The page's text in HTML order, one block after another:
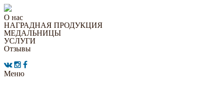
О нас
НАГРАДНАЯ ПРОДУКЦИЯ
МЕДАЛЬНИЦЫ
УСЛУГИ
Отзывы
Меню